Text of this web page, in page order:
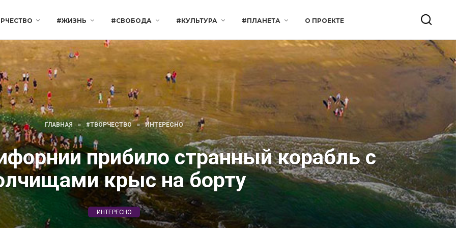
#ЖИЗНЬ #СВОБОДА #КУЛЬТУРА #ПЛАНЕТА О ПРОЕКТЕ
ГЛАВНАЯ » #ТВОРЧЕСТВО » ИНТЕРЕСНО
прибило странный корабль с
крыс на борту
ИНТЕРЕСНО